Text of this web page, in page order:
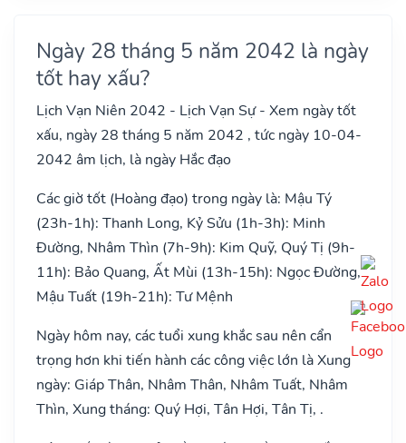
Ngày 28 tháng 5 năm 2042 là ngày
tốt hay xấu?
Lịch Vạn Niên 2042 - Lịch Vạn Sự - Xem ngày tốt
xấu, ngày 28 tháng 5 năm 2042 , tức ngày 10-04-
2042 âm lịch, là ngày Hắc đạo
Các giờ tốt (Hoàng đạo) trong ngày là: Mậu Tý
(23h-1h): Thanh Long, Kỷ Sửu (1h-3h): Minh
Đường, Nhâm Thìn (7h-9h): Kim Quỹ, Quý Tị (9h-
11h): Bảo Quang, Ất Mùi (13h-15h): Ngọc Đường,
Mậu Tuất (19h-21h): Tư Mệnh
Ngày hôm nay, các tuổi xung khắc sau nên cẩn
trọng hơn khi tiến hành các công việc lớn là Xung
ngày: Giáp Thân, Nhâm Thân, Nhâm Tuất, Nhâm
Thìn, Xung tháng: Quý Hợi, Tân Hợi, Tân Tị, .